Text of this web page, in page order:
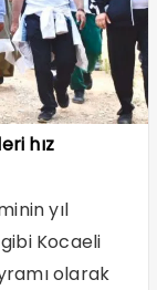
hız
yıl
Kocaeli
olarak